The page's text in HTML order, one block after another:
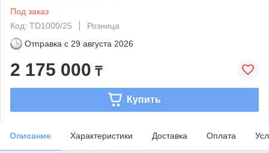
Под заказ
Код: TD1000/25
Розница
Отправка с 29 августа 2026
2 175 000 ₸
Купить
Описание Характеристики Доставка Оплата